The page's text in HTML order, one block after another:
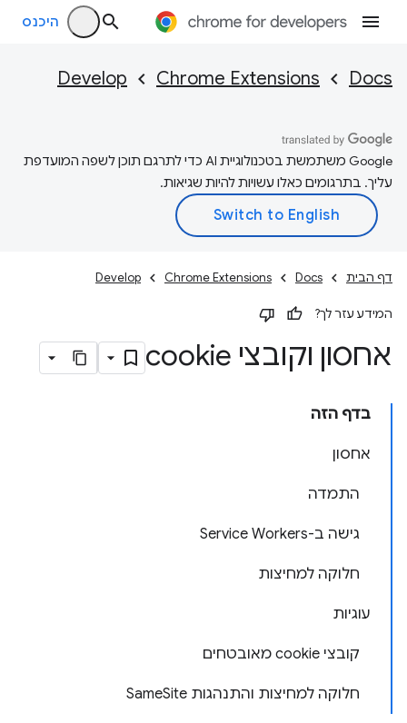
היכנס
Docs
Chrome Extensions
Develop
‫Google משתמשת בטכנולוגיית AI כדי לתרגם תוכן לשפה המועדפת
עליך. בתרגומים כאלו עשויות להיות שגיאות.
דף הבית Docs
Chrome Extensions
Develop
המידע עזר לך?
אחסון וקובצי cookie
בדף הזה
אחסון
התמדה
גישה ב-Service Workers
חלוקה למחיצות
עוגיות
קובצי cookie מאובטחים
חלוקה למחיצות והתנהגות SameSite